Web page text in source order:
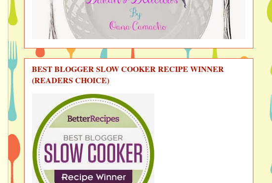
BEST BLOGGER SLOW COOKER RECIPE WINNER
(READERS CHOICE)